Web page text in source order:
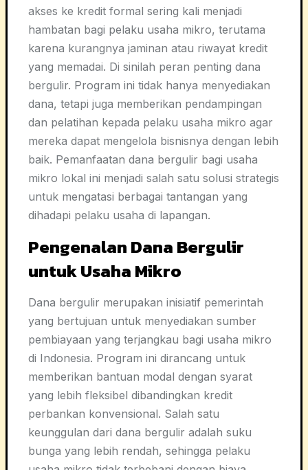
akses ke kredit formal sering kali menjadi
hambatan bagi pelaku usaha mikro, terutama
karena kurangnya jaminan atau riwayat kredit
yang memadai. Di sinilah peran penting dana
bergulir. Program ini tidak hanya menyediakan
dana, tetapi juga memberikan pendampingan
dan pelatihan kepada pelaku usaha mikro agar
mereka dapat mengelola bisnisnya dengan lebih
baik. Pemanfaatan dana bergulir bagi usaha
mikro lokal ini menjadi salah satu solusi strategis
untuk mengatasi berbagai tantangan yang
dihadapi pelaku usaha di lapangan.
Pengenalan Dana Bergulir
untuk Usaha Mikro
Dana bergulir merupakan inisiatif pemerintah
yang bertujuan untuk menyediakan sumber
pembiayaan yang terjangkau bagi usaha mikro
di Indonesia. Program ini dirancang untuk
memberikan bantuan modal dengan syarat
yang lebih fleksibel dibandingkan kredit
perbankan konvensional. Salah satu
keunggulan dari dana bergulir adalah suku
bunga yang lebih rendah, sehingga pelaku